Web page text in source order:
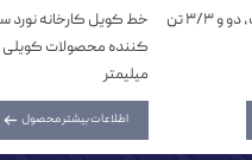
ریخته گری شمش با وزن یک، دو و 3/3 تن
خط کویل کارخانه نورد
میلیمتر
اطلاعات بیشتر محصول